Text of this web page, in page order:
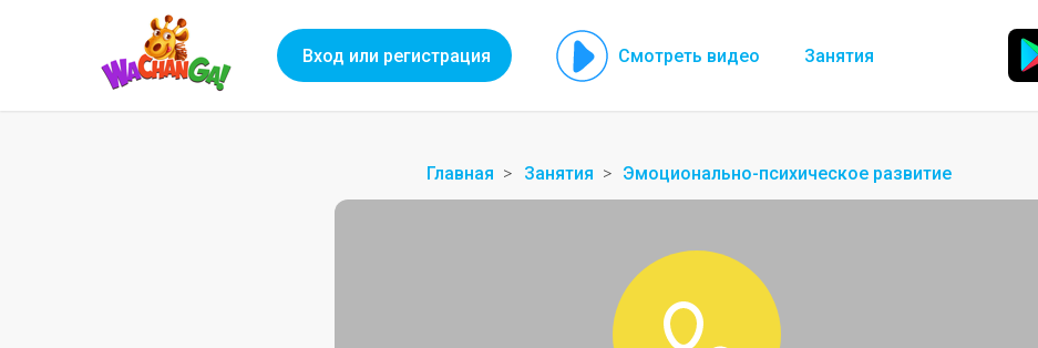
Вход или регистрация Смотреть видео Занятия
Главная Занятия Эмоционально-психическое развитие